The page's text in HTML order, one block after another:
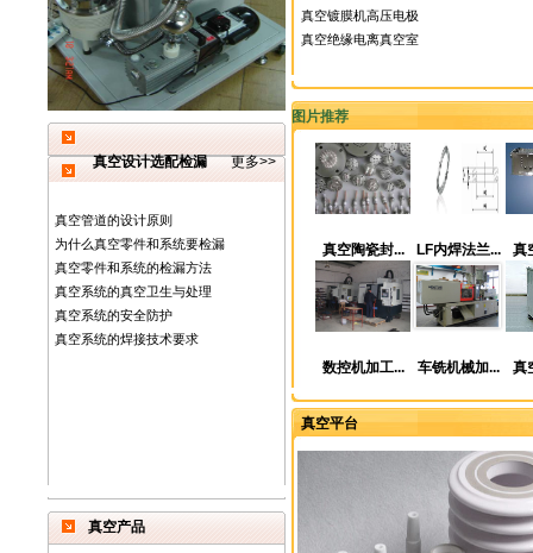
真空设计选配检漏 更多>>
真空管道的设计原则
为什么真空零件和系统要检漏
真空零件和系统的检漏方法
真空系统的真空卫生与处理
真空系统的安全防护
真空系统的焊接技术要求
真空产品
真空镀膜机高压电极
真空绝缘电离真空室
图片推荐
真空陶瓷封... LF内焊法兰... 真
数控机加工... 车铣机械加... 真
真空平台